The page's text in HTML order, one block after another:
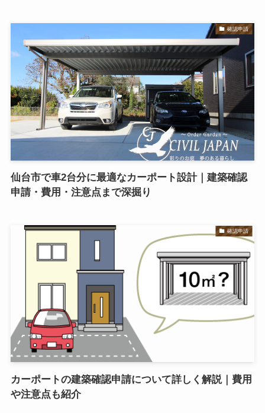
確認申請
仙台市で車2台分に最適なカーポート設計｜建築確認
申請・費用・注意点まで深掘り
確認申請
カーポートの建築確認申請について詳しく解説｜費用
や注意点も紹介